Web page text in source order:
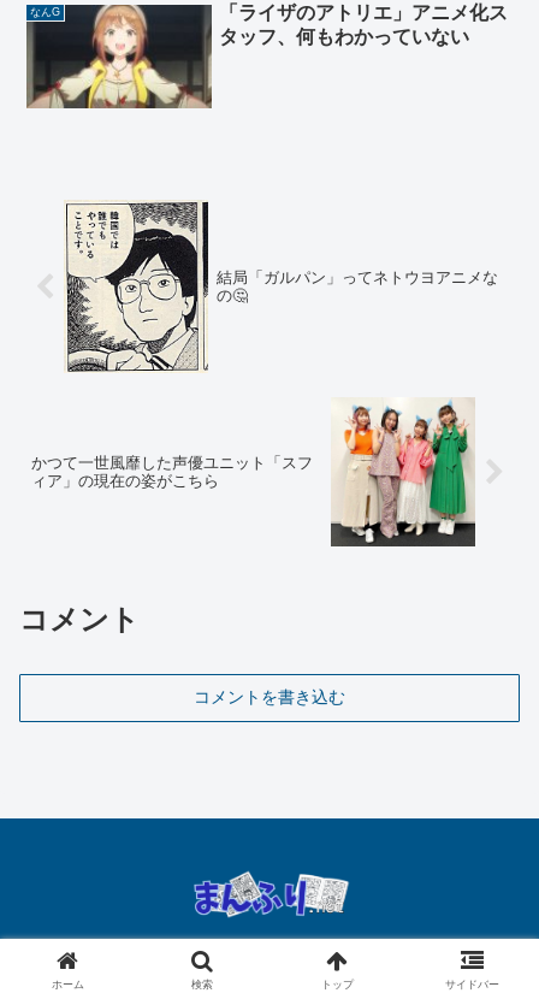
なんG
「ライザのアトリエ」アニメ化ス
タッフ、何もわかっていない
結局「ガルパン」ってネトウヨアニメな
の🤔
かつて一世風靡した声優ユニット「スフ
ィア」の現在の姿がこちら
コメント
コメントを書き込む
プライバシーポリシー
ホーム 検索 トップ サイドバー